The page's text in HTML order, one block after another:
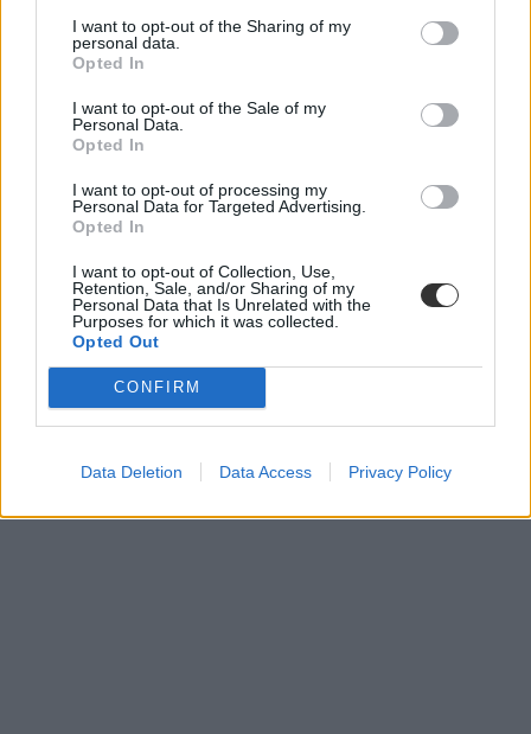
I want to opt-out of the Sharing of my
personal data.
Opted In
I want to opt-out of the Sale of my
Personal Data.
Opted In
I want to opt-out of processing my
Personal Data for Targeted Advertising.
Opted In
I want to opt-out of Collection, Use,
Retention, Sale, and/or Sharing of my
Personal Data that Is Unrelated with the
Purposes for which it was collected.
Opted Out
CONFIRM
Data Deletion Data Access Privacy Policy